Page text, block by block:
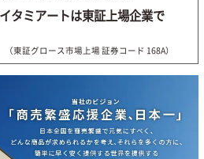
タミアートは東証上場企業で
（東証グロース市場上場 証券コード 168A）